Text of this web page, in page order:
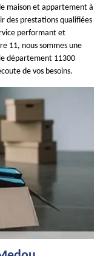
maison et appartement à
des prestations qualifiées
performant et
11, nous sommes une
département 11300
de vos besoins.